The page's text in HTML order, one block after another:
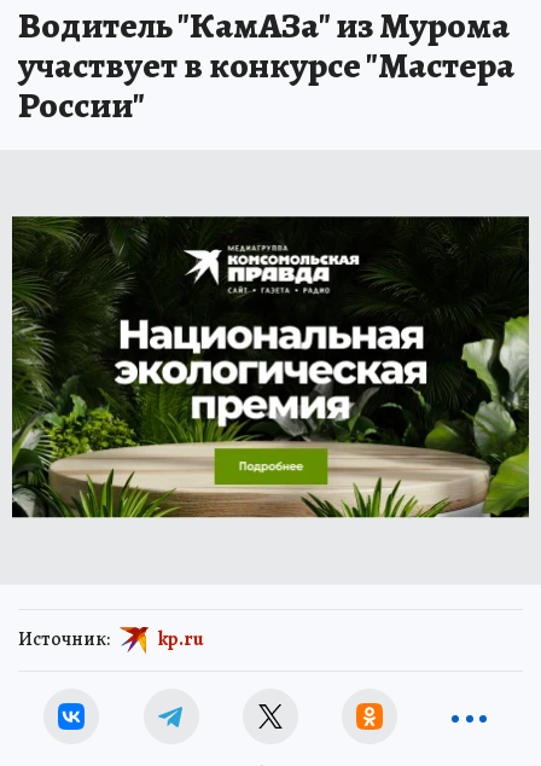
Водитель "КамАЗа" из Мурома
участвует в конкурсе "Мастера
России"
Источник: kp.ru